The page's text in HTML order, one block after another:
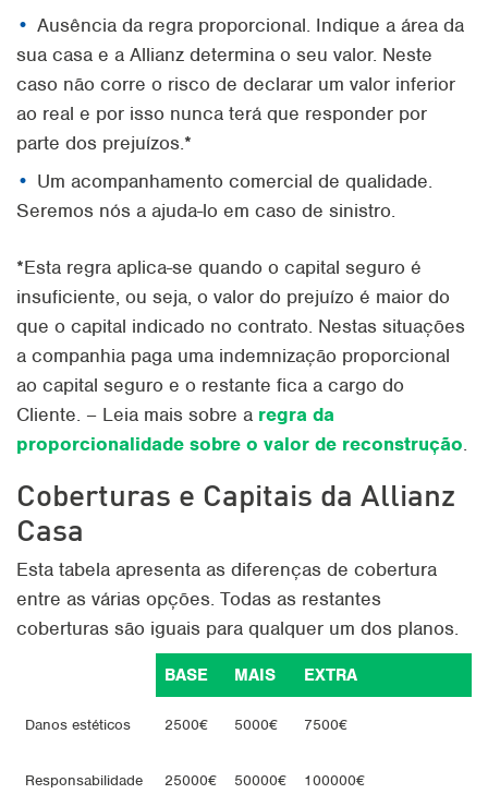
Ausência da regra proporcional. Indique a área da
sua casa e a Allianz determina o seu valor. Neste
caso não corre o risco de declarar um valor inferior
ao real e por isso nunca terá que responder por
parte dos prejuízos.*
Um acompanhamento comercial de qualidade.
Seremos nós a ajuda-lo em caso de sinistro.
*Esta regra aplica-se quando o capital seguro é
insuficiente, ou seja, o valor do prejuízo é maior do
que o capital indicado no contrato. Nestas situações
a companhia paga uma indemnização proporcional
ao capital seguro e o restante fica a cargo do
Cliente. – Leia mais sobre a regra da
proporcionalidade sobre o valor de reconstrução.
Coberturas e Capitais da Allianz
Casa
Esta tabela apresenta as diferenças de cobertura
entre as várias opções. Todas as restantes
coberturas são iguais para qualquer um dos planos.
BASE MAIS EXTRA
Danos estéticos 2500€ 5000€ 7500€
Responsabilidade
25000€ 50000€ 100000€